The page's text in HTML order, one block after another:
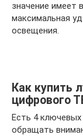
значение имеет
максимальная
освещения.
Как купить
цифрового
Есть 4 ключевых
обращать